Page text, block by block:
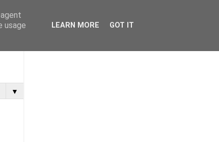
▼
usage
LEARN MORE GOT IT